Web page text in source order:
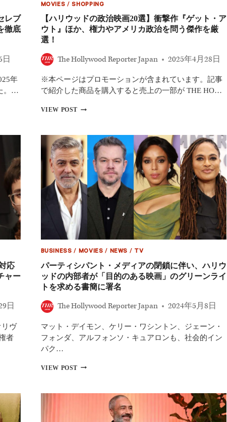
論
争、
パ
ラ
ン
が
反
声
発
表
レブ
徹底
年
。…
MOVIES /SHOPPING
【ハリウッドの政治映画20選】衝撃作『ゲット・ア
ウト』ほか、権力やアメリカ政治を問う傑作を厳
選！
The Hollywood Reporter Japan 2025年4月28日
※本ページはプロモーションが含まれています。記事
で紹介した商品を購入すると売上の一部が THE HO…
VIEW POST【ハ
ッ
ド
の
政
治
映
画
20
選】
衝
撃
作
ッ
ト・
ア
ウ
ト』
か、
力
や
応
ャー
日
ヴ
者
BUSINESS / MOVIES / NEWS / TV
パーティシパント・メディアの閉鎖に伴い、ハリウ
ッドの内部者が「目的のある映画」のグリーンライ
トを求める書簡に署名
The Hollywood Reporter Japan 2024年5月8日
マット・デイモン、ケリー・ワシントン、ジェーン・
フォンダ、アルフォンソ・キュアロンも、社会的イン
パク…
VIEW POSTパ
ィ